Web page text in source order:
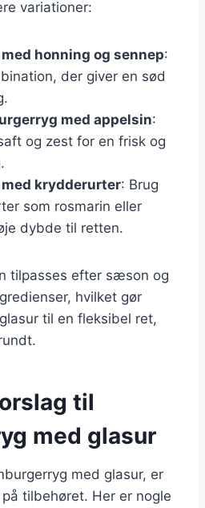
variationer:
honning og sennep:
der giver en sød
med appelsin:
og zest for en frisk og
krydderurter: Brug
som rosmarin eller
dybde til retten.
tilpasses efter sæson og
hvilket gør
til en fleksibel ret,
til
med glasur
med glasur, er
tilbehøret. Her er nogle